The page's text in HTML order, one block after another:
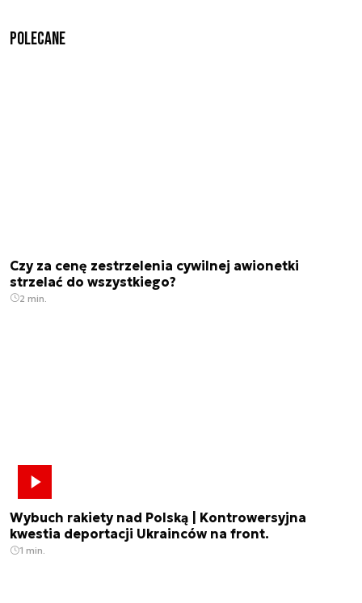
Polecane
Czy za cenę zestrzelenia cywilnej awionetki
strzelać do wszystkiego?
2 min.
Wybuch rakiety nad Polską | Kontrowersyjna
kwestia deportacji Ukrainców na front.
1 min.